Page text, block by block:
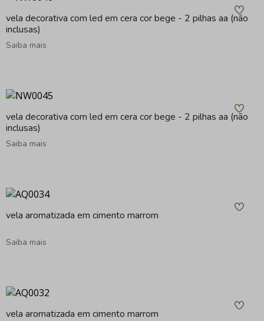
vela decorativa com led em cera cor bege - 2 pilhas aa (não
inclusas)
Saiba mais
vela decorativa com led em cera cor bege - 2 pilhas aa (não
inclusas)
Saiba mais
vela aromatizada em cimento marrom
Saiba mais
vela aromatizada em cimento marrom